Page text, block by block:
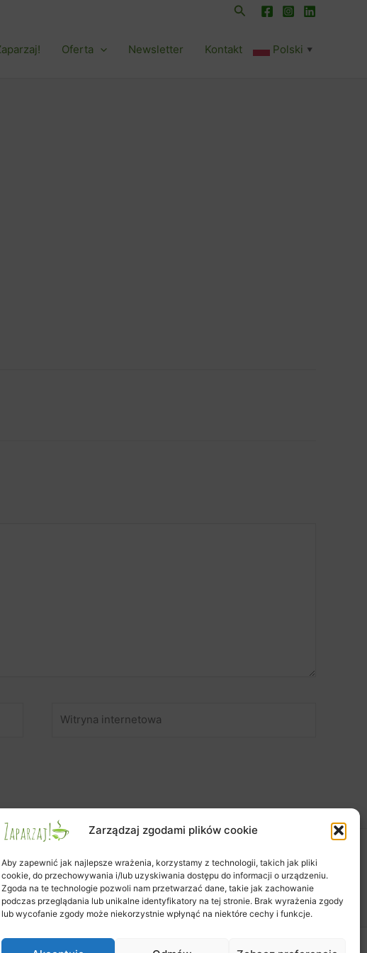
Zarządzaj zgodami plików cookie
Aby zapewnić jak najlepsze wrażenia, korzystamy z technologii, takich jak pliki
cookie, do przechowywania i/lub uzyskiwania dostępu do informacji o urządzeniu.
Zgoda na te technologie pozwoli nam przetwarzać dane, takie jak zachowanie
podczas przeglądania lub unikalne identyfikatory na tej stronie. Brak wyrażenia zgody
lub wycofanie zgody może niekorzystnie wpłynąć na niektóre cechy i funkcje.
Szukaj
Oferta Newsletter Kontakt Polski ▼
internetowa
Zapisy na warsztaty Zamówienie
Koszyk
Moje konto
Polityka plików cookies (EU)
Motyw Astra WordPress